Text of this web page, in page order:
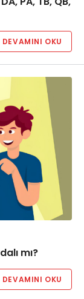
DEVAMINI OKU
mı?
DEVAMINI OKU